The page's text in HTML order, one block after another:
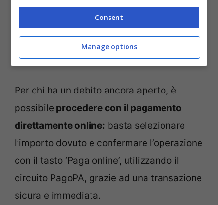
interattivo: selezionando un singolo atto, si
accede a una panoramica dettagliata delle
somme richieste, degli enti creditori e dei
pagamenti effettuati.
Per chi ha un debito ancora aperto, è
possibile procedere con il pagamento
direttamente online: basta selezionare
l’importo dovuto e confermare l’operazione
con il tasto ‘Paga online’, utilizzando il
circuito PagoPA, grazie ad una transazione
sicura e immediata.
Consent
Manage options